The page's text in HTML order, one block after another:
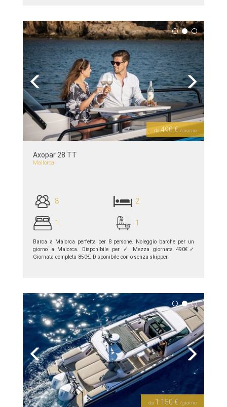
piú dettagli >>
Previous Next
da 490 €/giorno
Axopar 28 TT
Mallorca
8 2
1 1
Barca a Maiorca perfetta per 8 persone. Noleggio barche per un
giorno a Maiorca. Disponibile per ✓ Mezza giornata 490€✓
Giornata completa 850€. Disponibile con o senza skipper.
Previous Next
da 1.150 € /giorno